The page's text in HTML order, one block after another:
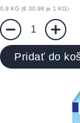
0,8 KG (€ 30,98 je 1 KG)
1
Pridať do